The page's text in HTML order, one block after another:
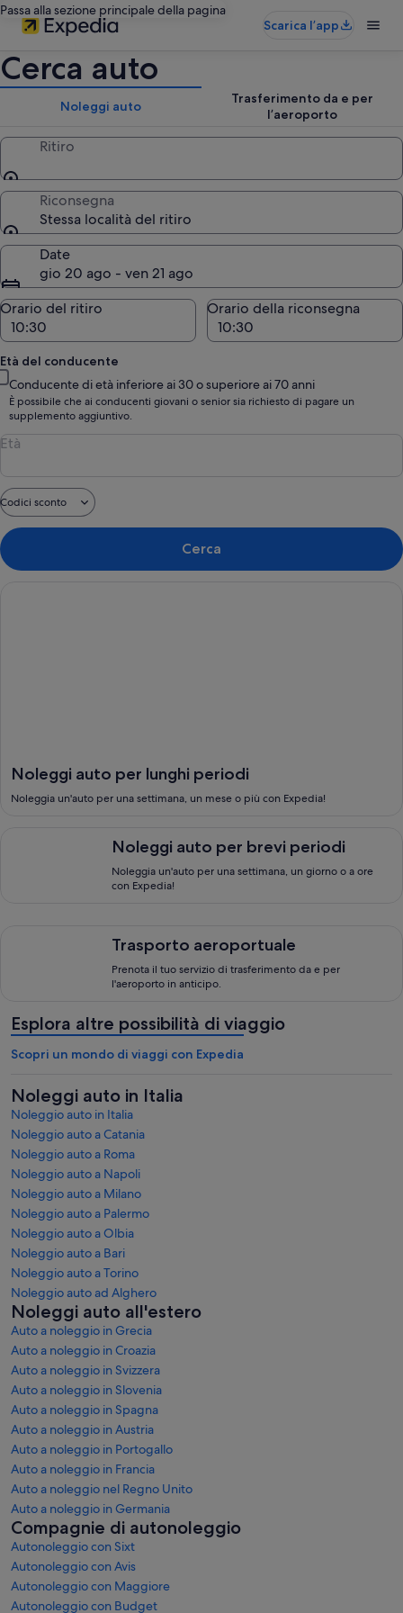
Passa alla sezione principale della pagina
Scarica l’app
Cerca auto
Noleggi auto
Trasferimento da e per
l’aeroporto
Ritiro
Riconsegna
Stessa località del ritiro
Date
gio 20 ago - ven 21 ago
Orario del ritiro
Orario della riconsegna
Età del conducente
Conducente di età inferiore ai 30 o superiore ai 70 anni
È possibile che ai conducenti giovani o senior sia richiesto di pagare un
supplemento aggiuntivo.
Età
Codici sconto
Cerca
Noleggi auto per lunghi periodi
Noleggia un'auto per una settimana, un mese o più con Expedia!
Noleggi auto per brevi periodi
Noleggia un'auto per una settimana, un giorno o a ore
con Expedia!
Trasporto aeroportuale
Prenota il tuo servizio di trasferimento da e per
l'aeroporto in anticipo.
Esplora altre possibilità di viaggio
Scopri un mondo di viaggi con Expedia
Noleggi auto in Italia
Noleggio auto in Italia
Noleggio auto a Catania
Noleggio auto a Roma
Noleggio auto a Napoli
Noleggio auto a Milano
Noleggio auto a Palermo
Noleggio auto a Olbia
Noleggio auto a Bari
Noleggio auto a Torino
Noleggio auto ad Alghero
Noleggi auto all'estero
Auto a noleggio in Grecia
Auto a noleggio in Croazia
Auto a noleggio in Svizzera
Auto a noleggio in Slovenia
Auto a noleggio in Spagna
Auto a noleggio in Austria
Auto a noleggio in Portogallo
Auto a noleggio in Francia
Auto a noleggio nel Regno Unito
Auto a noleggio in Germania
Compagnie di autonoleggio
Autonoleggio con Sixt
Autonoleggio con Avis
Autonoleggio con Maggiore
Autonoleggio con Budget